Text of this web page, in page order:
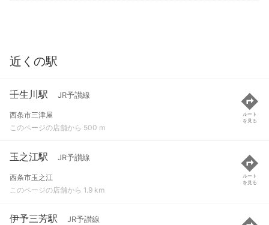
近くの駅
壬生川駅 JR予讃線
西条市三津屋
このページの店舗から 500 m
ルート
を見る
玉之江駅 JR予讃線
西条市玉之江
このページの店舗から 1.9 km
ルート
を見る
伊予三芳駅 JR予讃線